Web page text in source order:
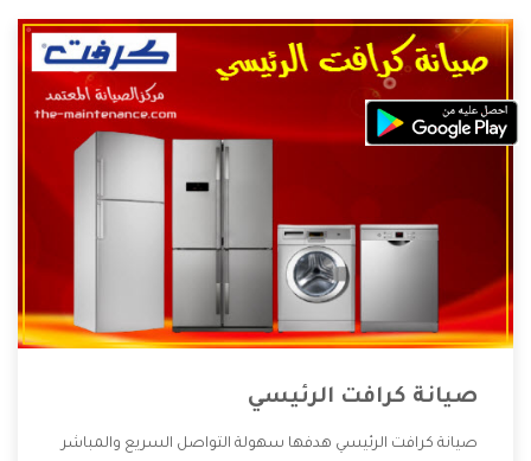
صيانة كرافت الرئيسي
صيانة كرافت الرئيسي هدفها سهولة التواصل السريع والمباشر